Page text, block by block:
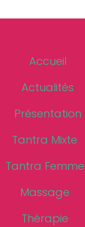
Accueil
Actualités
Présentation
Tantra Mixte
Tantra Femme
Massage
Thérapie